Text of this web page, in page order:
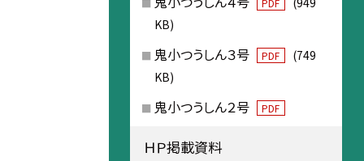
PDF
KB)
鬼小つうしん３号 PDF
(749
KB)
鬼小つうしん２号 PDF
ＨＰ掲載資料